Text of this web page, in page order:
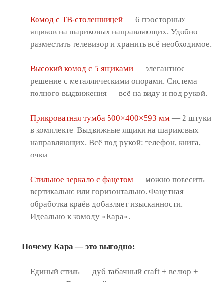
Комод с ТВ-столешницей — 6 просторных
ящиков на шариковых направляющих. Удобно
разместить телевизор и хранить всё необходимое.
Высокий комод с 5 ящиками — элегантное
решение с металлическими опорами. Система
полного выдвижения — всё на виду и под рукой.
Прикроватная тумба 500×400×593 мм — 2 штуки
в комплекте. Выдвижные ящики на шариковых
направляющих. Всё под рукой: телефон, книга,
очки.
Стильное зеркало с фацетом — можно повесить
вертикально или горизонтально. Фацетная
обработка краёв добавляет изысканности.
Идеально к комоду «Кара».
Почему Кара — это выгодно:
Единый стиль — дуб табачный craft + велюр +